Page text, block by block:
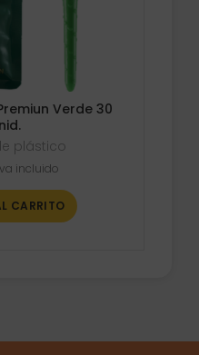
Verde 30
plástico
incluido
CARRITO